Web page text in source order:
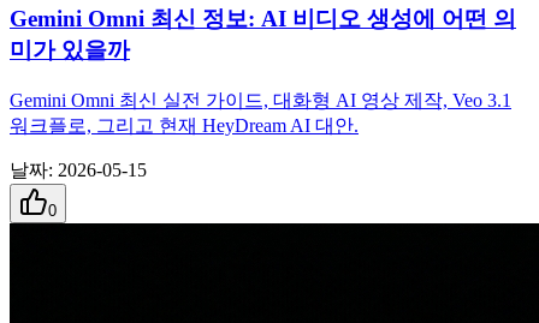
Gemini Omni 최신 정보: AI 비디오 생성에 어떤 의
미가 있을까
Gemini Omni 최신 실전 가이드, 대화형 AI 영상 제작, Veo 3.1
워크플로, 그리고 현재 HeyDream AI 대안.
날짜: 2026-05-15
0